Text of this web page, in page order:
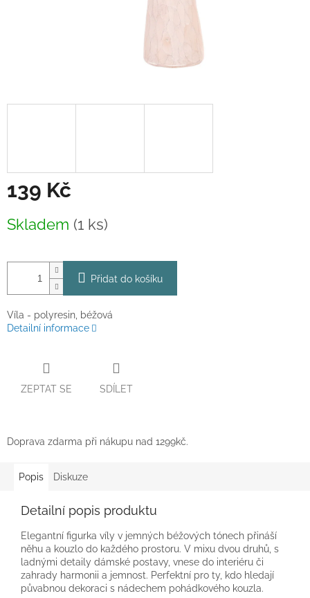
139 Kč
cena:
Skladem (1 ks)
Přidat do košíku
Víla - polyresin, béžová
Detailní informace
ZEPTAT SE SDÍLET
Doprava zdarma při nákupu nad 1299kč.
Popis Diskuze
Detailní popis produktu
Elegantní figurka víly v jemných béžových tónech přináší
něhu a kouzlo do každého prostoru. V mixu dvou druhů, s
ladnými detaily dámské postavy, vnese do interiéru či
zahrady harmonii a jemnost. Perfektní pro ty, kdo hledají
půvabnou dekoraci s nádechem pohádkového kouzla.